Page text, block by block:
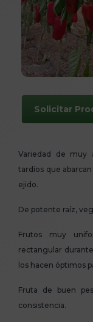
Solicitar
Variedad de muy
tardíos que
ejido.
De potente raíz,
Frutos muy
rectangular
los hacen óptimos
Fruta de buen
consistencia.